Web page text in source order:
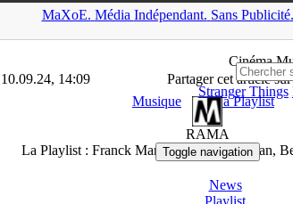
MaXoE. Média Indépendant. Sans Publicité.
Cinéma
Stranger Things
RAMA
Toggle navigation
News
Playlist
▲
14:09 Partager cet article sur
Musique
La Playlist
La Playlist : Franck Marchal, Liv Monaghan,